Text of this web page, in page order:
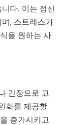
다. 이는 정신
, 스트레스가
을 원하는 사
긴장으로 고
화를 제공할
증가시키고